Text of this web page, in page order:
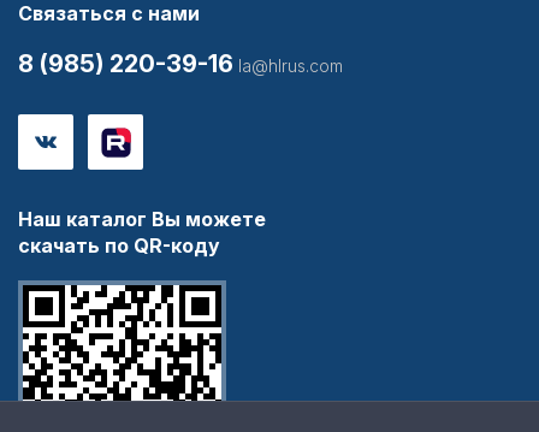
Связаться с нами
8 (985) 220-39-16 la@hlrus.com
Наш каталог Вы можете
скачать по QR-коду